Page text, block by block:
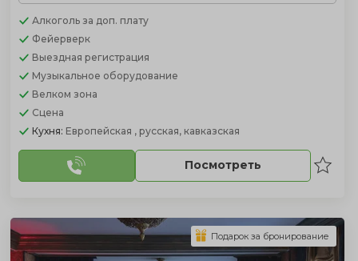
Алкоголь за доп. плату
Фейерверк
Выездная регистрация
Музыкальное оборудование
Велком зона
Сцена
Кухня: Европейская , русская, кавказская
Посмотреть
Подарок за бронирование